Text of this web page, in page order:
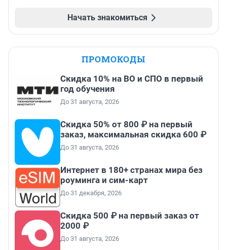
Начать знакомиться
ПРОМОКОДЫ
Скидка 10% на ВО и СПО в первый
год обучения
До 31 августа, 2026
Скидка 50% от 800 ₽ на первый
заказ, максимальная скидка 600 ₽
До 31 августа, 2026
Интернет в 180+ странах мира без
роуминга и сим-карт
До 31 декабря, 2026
Скидка 500 ₽ на первый заказ от
2000 ₽
До 31 августа, 2026